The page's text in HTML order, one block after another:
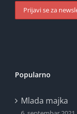
Popularno
Mlada majka